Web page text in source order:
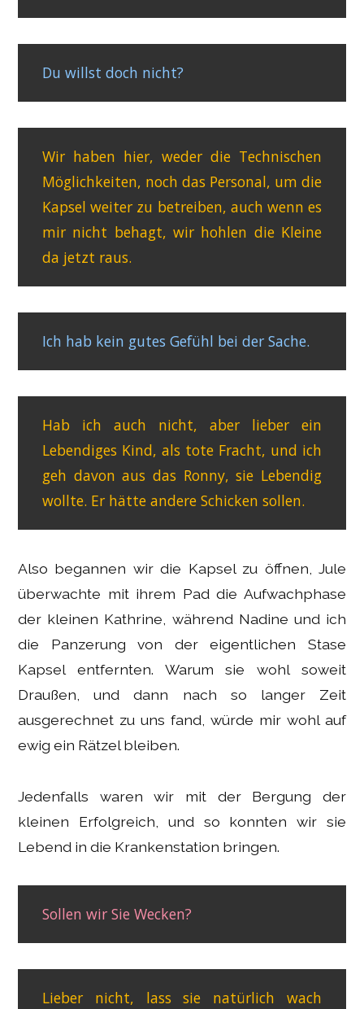
Du willst doch nicht?
Wir haben hier, weder die Technischen
Möglichkeiten, noch das Personal, um die
Kapsel weiter zu betreiben, auch wenn es
mir nicht behagt, wir hohlen die Kleine
da jetzt raus.
Ich hab kein gutes Gefühl bei der Sache.
Hab ich auch nicht, aber lieber ein
Lebendiges Kind, als tote Fracht, und ich
geh davon aus das Ronny, sie Lebendig
wollte. Er hätte andere Schicken sollen.
Also begannen wir die Kapsel zu öffnen, Jule
überwachte mit ihrem Pad die Aufwachphase
der kleinen Kathrine, während Nadine und ich
die Panzerung von der eigentlichen Stase
Kapsel entfernten. Warum sie wohl soweit
Draußen, und dann nach so langer Zeit
ausgerechnet zu uns fand, würde mir wohl auf
ewig ein Rätzel bleiben.
Jedenfalls waren wir mit der Bergung der
kleinen Erfolgreich, und so konnten wir sie
Lebend in die Krankenstation bringen.
Sollen wir Sie Wecken?
Lieber nicht, lass sie natürlich wach